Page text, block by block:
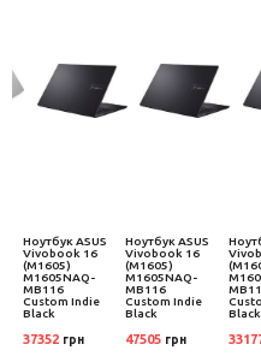
Ноутбук ASUS
Vivobook 16
(M1605)
M1605NAQ-
MB116
Custom Indie
Black
37352 грн
Ноутбук ASUS
Vivobook 16
(M1605)
M1605NAQ-
MB116
Custom Indie
Black
47505 грн
Black